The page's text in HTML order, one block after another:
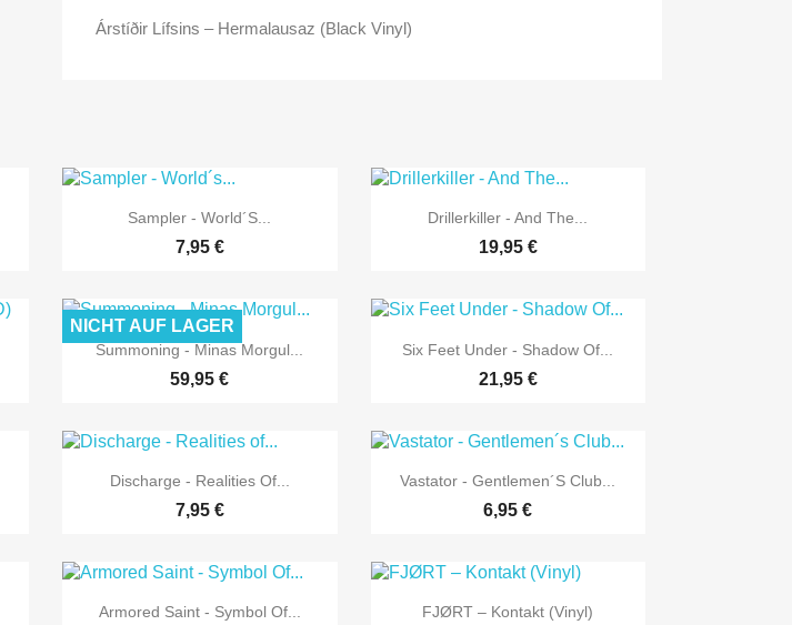
Árstíðir Lífsins – Hermalausaz (Black Vinyl)
 Vorschau
Sampler - World´s...
7,95 €
 Vorschau
Drillerkiller - And The...
19,95 €
 Vorschau
Summoning - Minas Morgul...
59,95 €
NICHT AUF LAGER
 Vorschau
Six Feet Under - Shadow Of...
21,95 €
 Vorschau
Discharge - Realities Of...
7,95 €
 Vorschau
Vastator - Gentlemen´s Club...
6,95 €
 Vorschau
Armored Saint - Symbol Of...  Vorschau
FJØRT ‎– Kontakt (Vinyl)